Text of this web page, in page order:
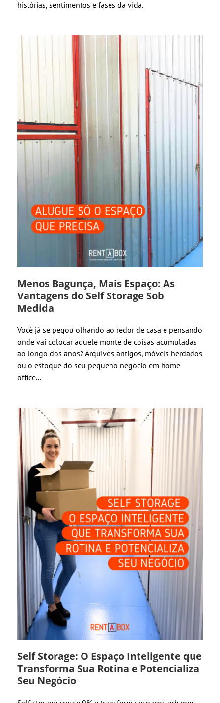
histórias, sentimentos e fases da vida.
Menos Bagunça, Mais Espaço: As
Vantagens do Self Storage Sob
Medida
Você já se pegou olhando ao redor de casa e pensando
onde vai colocar aquele monte de coisas acumuladas
ao longo dos anos? Arquivos antigos, móveis herdados
ou o estoque do seu pequeno negócio em home
office...
Self Storage: O Espaço Inteligente que
Transforma Sua Rotina e Potencializa
Seu Negócio